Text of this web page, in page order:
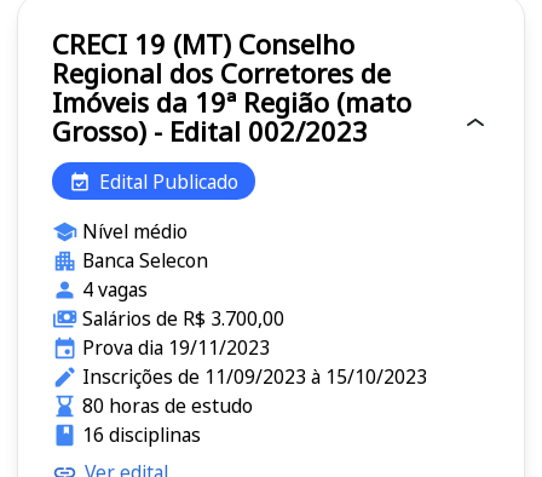
CRECI 19 (MT) Conselho
Regional dos Corretores de
Imóveis da 19ª Região (mato
Grosso) - Edital 002/2023
Edital Publicado
Nível médio
Banca Selecon
4 vagas
Salários de R$ 3.700,00
Prova dia 19/11/2023
Inscrições de 11/09/2023 à 15/10/2023
80 horas de estudo
16 disciplinas